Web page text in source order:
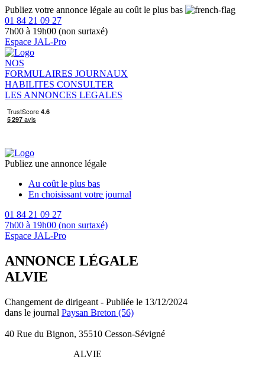
Publiez votre annonce légale au coût le plus bas
01 84 21 09 27
7h00 à 19h00 (non surtaxé)
Espace JAL-Pro
NOS
FORMULAIRES JOURNAUX
HABILITES CONSULTER
LES ANNONCES LEGALES
Publiez une annonce légale
Au coût le plus bas
En choisissant votre journal
01 84 21 09 27
7h00 à 19h00 (non surtaxé)
Espace JAL-Pro
ANNONCE LÉGALE
ALVIE
Changement de dirigeant - Publiée le 13/12/2024
dans le journal Paysan Breton (56)
40 Rue du Bignon, 35510 Cesson-Sévigné
ALVIE